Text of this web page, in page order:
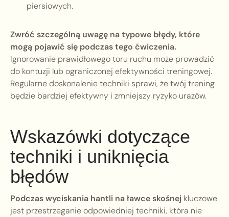
piersiowych.
Zwróć szczególną uwagę na typowe błędy, które
mogą pojawić się podczas tego ćwiczenia.
Ignorowanie prawidłowego toru ruchu może prowadzić
do kontuzji lub ograniczonej efektywności treningowej.
Regularne doskonalenie techniki sprawi, że twój trening
będzie bardziej efektywny i zmniejszy ryzyko urazów.
Wskazówki dotyczące
techniki i uniknięcia
błędów
Podczas wyciskania hantli na ławce skośnej kluczowe
jest przestrzeganie odpowiedniej techniki, która nie